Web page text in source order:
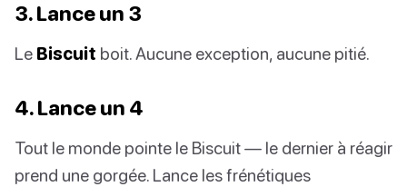
3. Lance un 3
Le Biscuit boit. Aucune exception, aucune pitié.
4. Lance un 4
Tout le monde pointe le Biscuit — le dernier à réagir
prend une gorgée. Lance les frénétiques